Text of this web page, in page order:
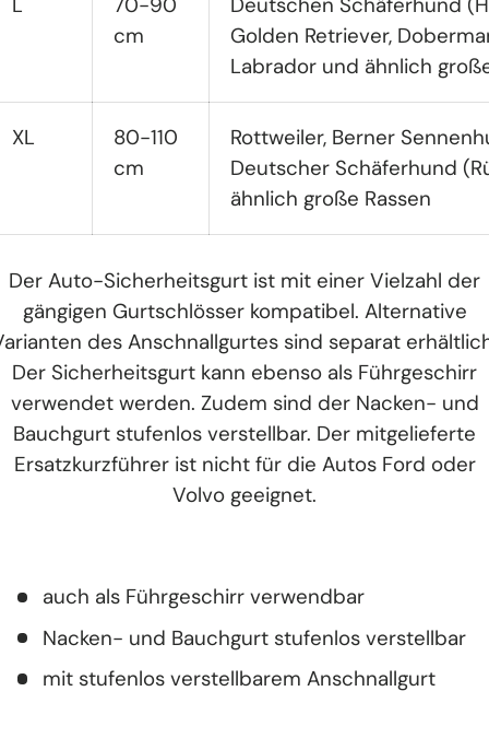
cm
Golden Retriever,
Labrador und ähnlich
XL
80-110
cm
Rottweiler, Berner
Deutscher Schäferhund
ähnlich große Rassen
Der Auto-Sicherheitsgurt ist mit einer Vielzahl der
gängigen Gurtschlösser kompatibel. Alternative
des Anschnallgurtes sind separat
Der Sicherheitsgurt kann ebenso als Führgeschirr
verwendet werden. Zudem sind der Nacken- und
Bauchgurt stufenlos verstellbar. Der mitgelieferte
Ersatzkurzführer ist nicht für die Autos Ford oder
Volvo geeignet.
auch als Führgeschirr verwendbar
Nacken- und Bauchgurt stufenlos verstellbar
mit stufenlos verstellbarem Anschnallgurt